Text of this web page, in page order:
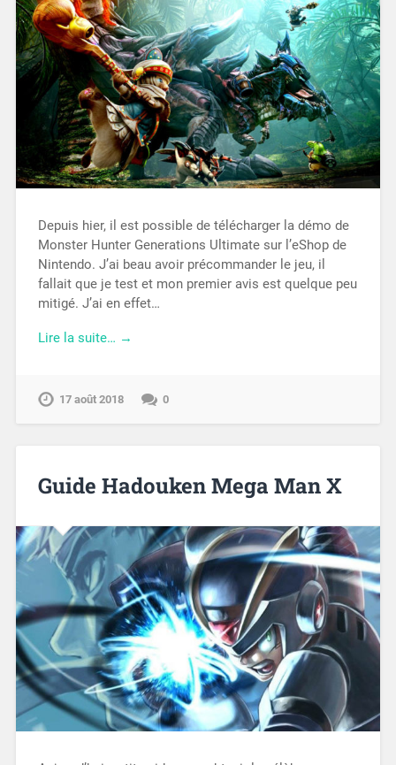
Depuis hier, il est possible de télécharger la démo de
Monster Hunter Generations Ultimate sur l’eShop de
Nintendo. J’ai beau avoir précommander le jeu, il
fallait que je test et mon premier avis est quelque peu
mitigé. J’ai en effet…
Lire la suite… →
17 août 2018 0
Guide Hadouken Mega Man X